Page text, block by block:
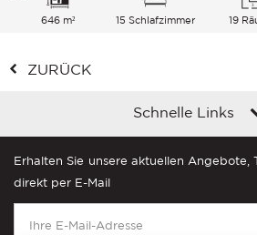
646 m² 15 Schlafzimmer 19
ZURÜCK
Schnelle Links
Erhalten Sie unsere aktuellen Angebote,
direkt per E-Mail